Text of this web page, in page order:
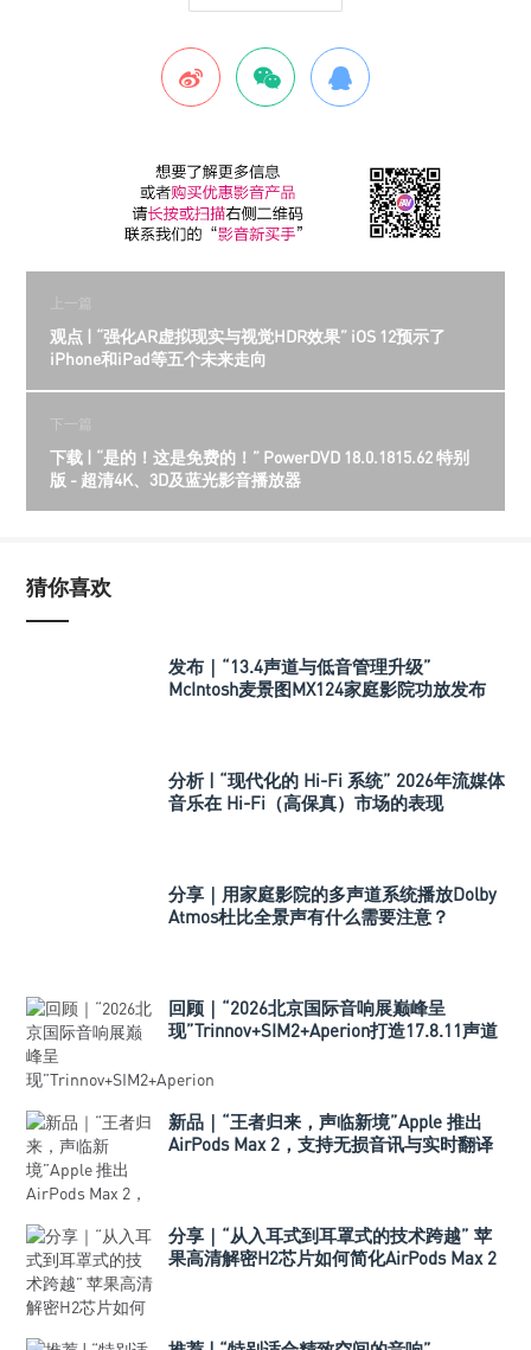
上一篇
观点 | “强化AR虚拟现实与视觉HDR效果” iOS 12预示了
iPhone和iPad等五个未来走向
下一篇
下载 | “是的！这是免费的！” PowerDVD 18.0.1815.62 特别
版 - 超清4K、3D及蓝光影音播放器
猜你喜欢
发布｜“13.4声道与低音管理升级”
McIntosh麦景图MX124家庭影院功放发布
分析 | “现代化的 Hi-Fi 系统” 2026年流媒体
音乐在 Hi-Fi（高保真）市场的表现
分享｜用家庭影院的多声道系统播放Dolby
Atmos杜比全景声有什么需要注意？
回顾｜“2026北京国际音响展巅峰呈
现”Trinnov+SIM2+Aperion打造17.8.11声道
新品｜“王者归来，声临新境”Apple 推出
AirPods Max 2，支持无损音讯与实时翻译
分享｜“从入耳式到耳罩式的技术跨越” 苹
果高清解密H2芯片如何简化AirPods Max 2